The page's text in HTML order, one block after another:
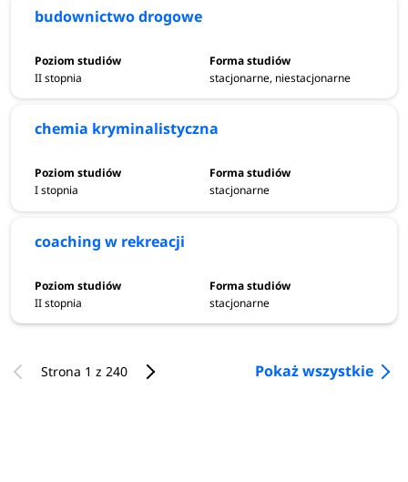
budownictwo drogowe
II stopnia stacjonarne, niestacjonarne
chemia kryminalistyczna
I stopnia stacjonarne
coaching w rekreacji
II stopnia stacjonarne
Strona 1 z 240 Pokaż wszystkie